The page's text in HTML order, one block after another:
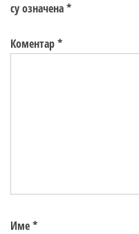
су означена*
Коментар*
Име*